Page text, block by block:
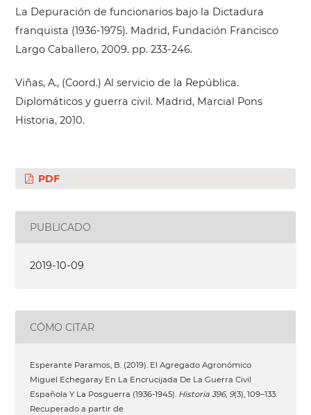
La Depuración de funcionarios bajo la Dictadura
franquista (1936-1975). Madrid, Fundación Francisco
Largo Caballero, 2009. pp. 233-246.
Viñas, A., (Coord.) Al servicio de la República.
Diplomáticos y guerra civil. Madrid, Marcial Pons
Historia, 2010.
PDF
PUBLICADO
2019-10-09
CÓMO CITAR
Esperante Paramos, B. (2019). El Agregado Agronómico
Miguel Echegaray En La Encrucijada De La Guerra Civil
Española Y La Posguerra (1936-1945). Historia 396, 9(3), 109–133.
Recuperado a partir de